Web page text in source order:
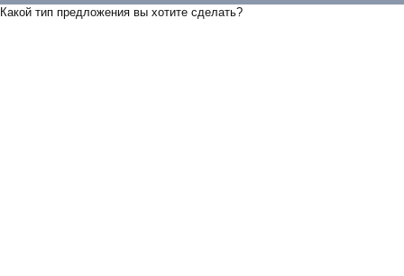
Какой тип предложения вы хотите сделать?